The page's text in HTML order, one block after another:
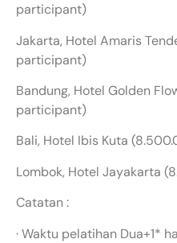
participant)
Jakarta, Hotel Amaris
participant)
Bandung, Hotel Golden
participant)
Bali, Hotel Ibis Kuta
Lombok, Hotel Jayakarta
Catatan :
· Waktu pelatihan Dua+1*